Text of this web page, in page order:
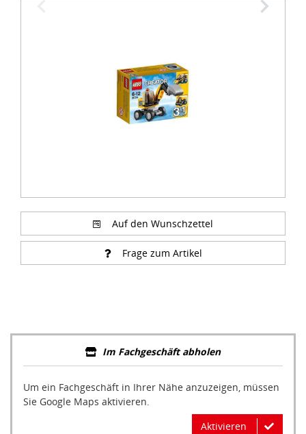
Auf den Wunschzettel
Frage zum Artikel
Im Fachgeschäft abholen
Um ein Fachgeschäft in Ihrer Nähe anzuzeigen, müssen
Sie Google Maps aktivieren.
Aktivieren